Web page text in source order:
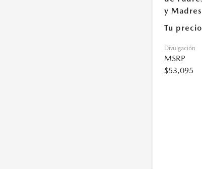
y Madres
Tu precio
Divulgación
MSRP
$53,095